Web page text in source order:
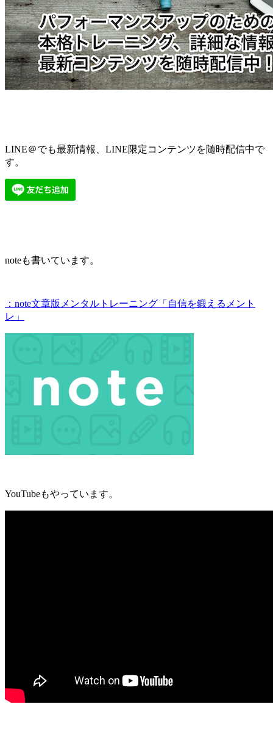
LINE＠でも最新情報、LINE限定コンテンツを随時配信中で
す。
noteも書いています。
：note文章版メンタルトレーニング「自信を鍛えるメント
レ」
YouTubeもやっています。